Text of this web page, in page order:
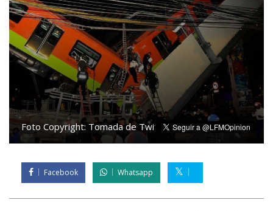
Foto Copyright: Tomada de Twitter
Facebook Whatsapp